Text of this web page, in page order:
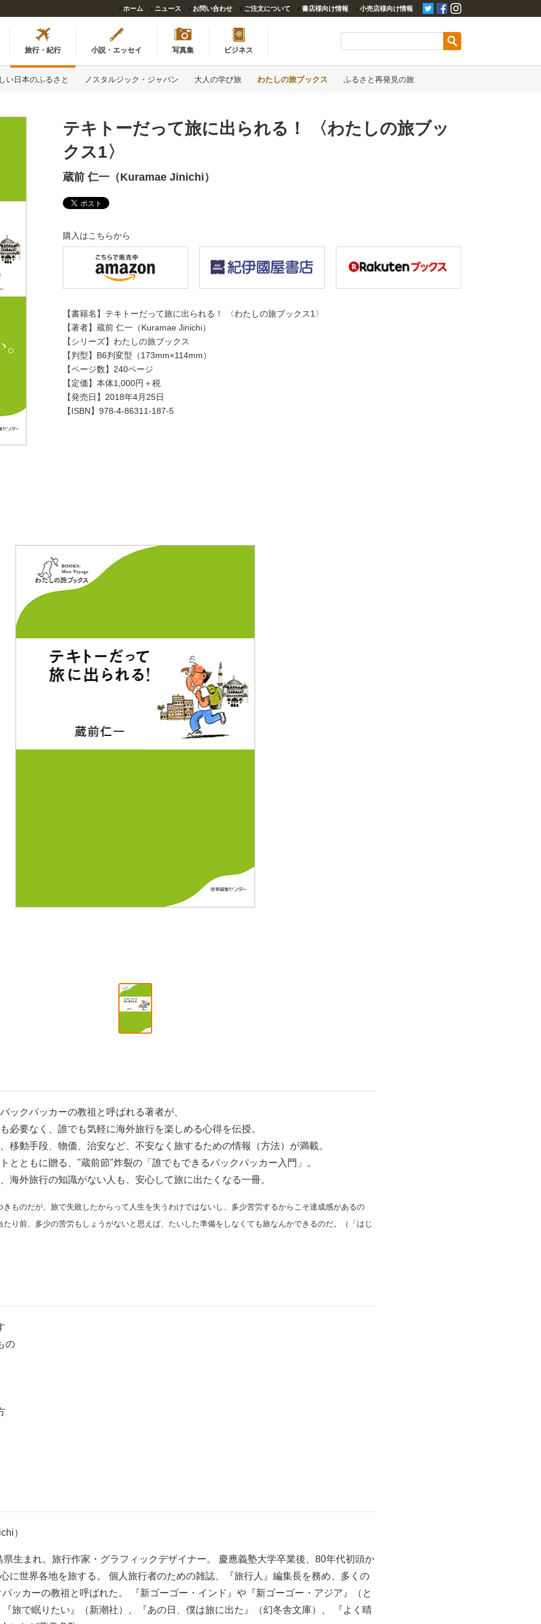
› ホーム › ニュース › お問い合わせ › ご注文について › 書店様向け情報 › 小売店様向け情報
旅行・紀行 小説・エッセイ 写真集 ビジネス
い日本のふるさと ノスタルジック・ジャパン 大人の学び旅 わたしの旅ブックス ふるさと再発見の旅
テキトーだって旅に出られる！ 〈わたしの旅ブッ
クス1〉
蔵前 仁一（Kuramae Jinichi）
購入はこちらから
【書籍名】テキトーだって旅に出られる！ 〈わたしの旅ブックス1〉
【著者】蔵前 仁一（Kuramae Jinichi）
【シリーズ】わたしの旅ブックス
【判型】B6判変型（173mm×114mm）
【ページ数】240ページ
【定価】本体1,000円＋税
【発売日】2018年4月25日
【ISBN】978-4-86311-187-5
ックパッカーの教祖と呼ばれる著者が、
必要なく、誰でも気軽に海外旅行を楽しめる心得を伝授。
移動手段、物価、治安など、不安なく旅するための情報（方法）が満載。
とともに贈る、"蔵前節"炸裂の「誰でもできるバックパッカー入門」。
海外旅行の知識がない人も、安心して旅に出たくなる一冊。
ものだが、旅で失敗したからって人生を失うわけではないし、多少苦労するからこそ達成感があるの
り前、多少の苦労もしょうがないと思えば、たいした準備をしなくても旅なんかできるのだ。（「はじ
の
）
生まれ。旅行作家・グラフィックデザイナー。 慶應義塾大学卒業後、80年代初頭か
に世界各地を旅する。 個人旅行者のための雑誌、『旅行人』編集長を務め、多くの
ッカーの教祖と呼ばれた。 『新ゴーゴー・インド』や『新ゴーゴー・アジア』（と
旅で眠りたい』（新潮社）、『あの日、僕は旅に出た』（幻冬舎文庫）、 『よく晴